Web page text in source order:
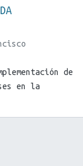
de
en la
investigación